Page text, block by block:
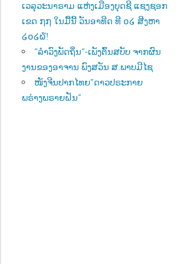
ເວລຸວະນາຣາມ ແຫ່ງເມືອງບຸດຊີ ແຊງຊອກ
ເຂດ ໗໗ ໃນມື້ນີ້ ວັນອາທີດ ທີ ໐໒ ສີງຫາ
໒໐໒໖!
“ລຳວົງພັດຖິ່ນ“-ເພັງຕົ້ນສບັບ ຈາກຜົນ
ງານຂອງອາຈານ ພົງສວັນ ສ.ພາບມີໄຊ
ໜັງຈີນປາກໄທຍ”ດາວປຣະກາຍ
ພຣ່າງພຣາຍຝັນ”